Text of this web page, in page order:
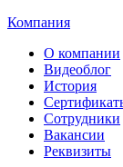
Компания
О компании
Видеоблог
История
Сотрудники
Вакансии
Реквизиты